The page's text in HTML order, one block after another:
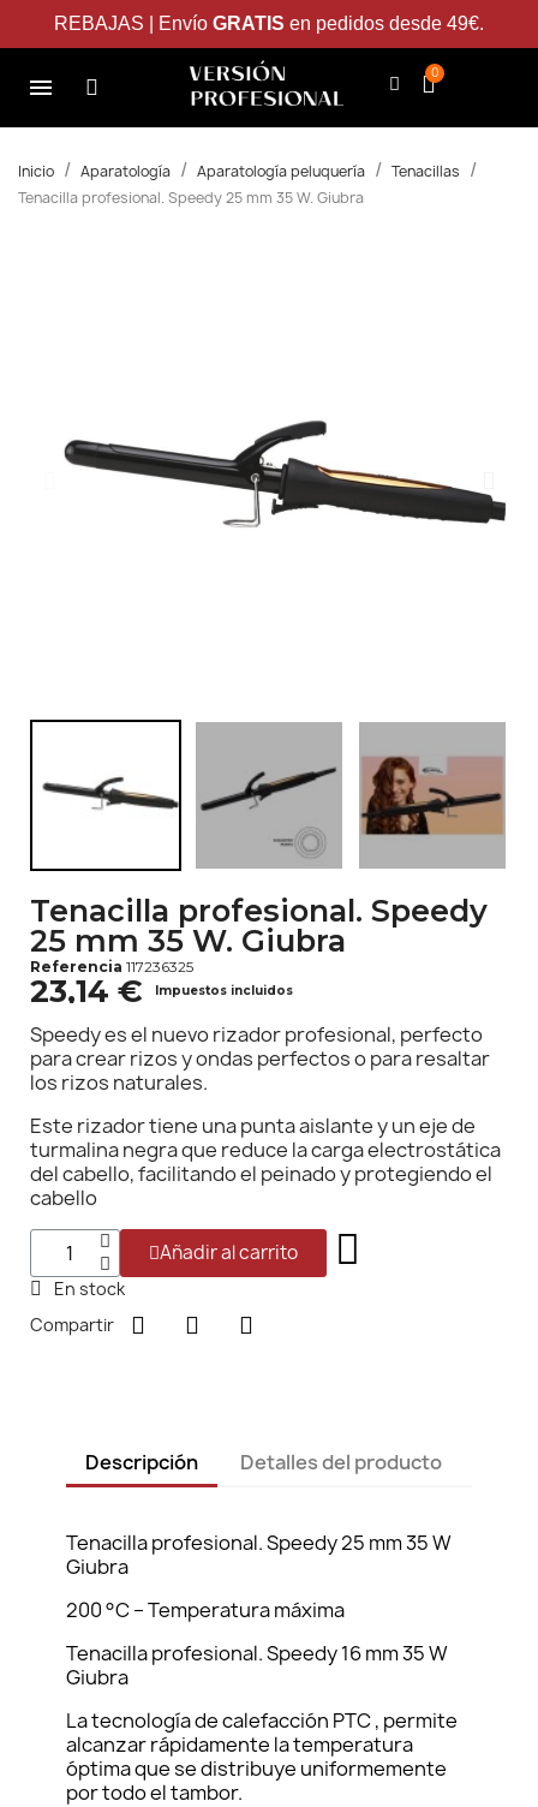
REBAJAS | Envío GRATIS en pedidos desde 49€.
Inicio Aparatología Aparatología peluquería
Tenacillas
Tenacilla profesional. Speedy 25 mm 35 W. Giubra
Tenacilla profesional. Speedy
25 mm 35 W. Giubra
Referencia 117236325
23,14 € Impuestos incluidos
Speedy es el nuevo rizador profesional, perfecto
para crear rizos y ondas perfectos o para resaltar
los rizos naturales.
Este rizador tiene una punta aislante y un eje de
turmalina negra que reduce la carga electrostática
del cabello, facilitando el peinado y protegiendo el
cabello
Añadir al carrito
En stock
Compartir
Descripción Detalles del producto
Tenacilla profesional. Speedy 25 mm 35 W
Giubra
200 °C – Temperatura máxima
Tenacilla profesional. Speedy 16 mm 35 W
Giubra
La tecnología de calefacción PTC , permite
alcanzar rápidamente la temperatura
óptima que se distribuye uniformemente
por todo el tambor.